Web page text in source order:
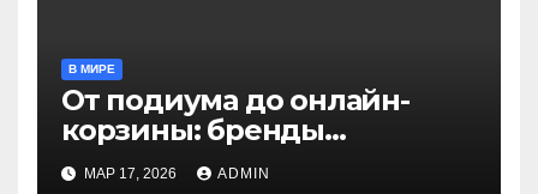
В МИРЕ
От подиума до онлайн-
корзины: бренды
Московской недели моды
МАР 17, 2026 ADMIN